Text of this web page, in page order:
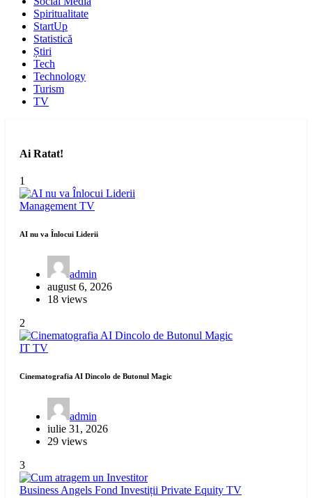
Spiritualitate
StartUp
Statistică
Știri
Tech
Technology
Turism
TV
Ai Ratat!
1
Management TV
AI nu va Înlocui Liderii
admin
august 6, 2026
18 views
2
IT TV
Cinematografia AI Dincolo de Butonul Magic
admin
iulie 31, 2026
29 views
3
Business Angels Fond Investiții Private Equity TV